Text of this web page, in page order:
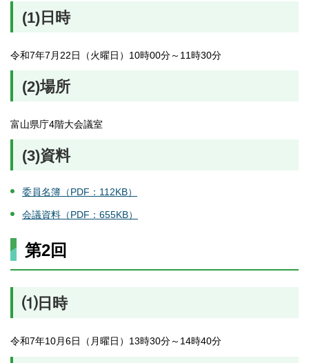
(1)日時
令和7年7月22日（火曜日）10時00分～11時30分
(2)場所
富山県庁4階大会議室
(3)資料
委員名簿（PDF：112KB）
会議資料（PDF：655KB）
第2回
⑴日時
令和7年10月6日（月曜日）13時30分～14時40分